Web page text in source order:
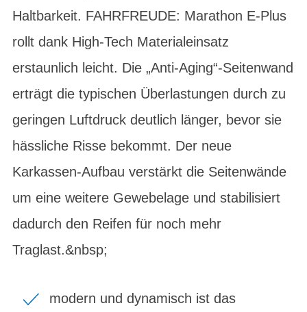
Haltbarkeit. FAHRFREUDE: Marathon E-Plus
rollt dank High-Tech Materialeinsatz
erstaunlich leicht. Die „Anti-Aging“-Seitenwand
erträgt die typischen Überlastungen durch zu
geringen Luftdruck deutlich länger, bevor sie
hässliche Risse bekommt. Der neue
Karkassen-Aufbau verstärkt die Seitenwände
um eine weitere Gewebelage und stabilisiert
dadurch den Reifen für noch mehr
Traglast.&nbsp;
modern und dynamisch ist das